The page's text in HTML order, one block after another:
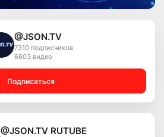
@JSON.TV
7310 подписчиков
6603 видео
Подписаться
@JSON.TV RUTUBE